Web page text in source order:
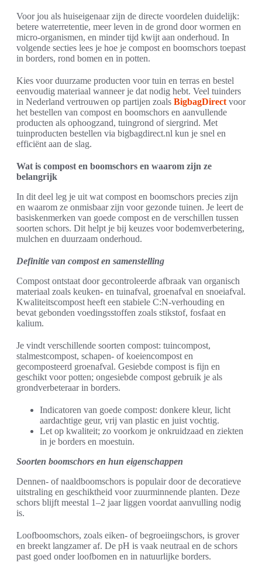
Voor jou als huiseigenaar zijn de directe voordelen duidelijk:
betere waterretentie, meer leven in de grond door wormen en
micro-organismen, en minder tijd kwijt aan onderhoud. In
volgende secties lees je hoe je compost en boomschors toepast
in borders, rond bomen en in potten.
Kies voor duurzame producten voor tuin en terras en bestel
eenvoudig materiaal wanneer je dat nodig hebt. Veel tuinders
in Nederland vertrouwen op partijen zoals BigbagDirect voor
het bestellen van compost en boomschors en aanvullende
producten als ophoogzand, tuingrond of siergrind. Met
tuinproducten bestellen via bigbagdirect.nl kun je snel en
efficiënt aan de slag.
Wat is compost en boomschors en waarom zijn ze
belangrijk
In dit deel leg je uit wat compost en boomschors precies zijn
en waarom ze onmisbaar zijn voor gezonde tuinen. Je leert de
basiskenmerken van goede compost en de verschillen tussen
soorten schors. Dit helpt je bij keuzes voor bodemverbetering,
mulchen en duurzaam onderhoud.
Definitie van compost en samenstelling
Compost ontstaat door gecontroleerde afbraak van organisch
materiaal zoals keuken- en tuinafval, groenafval en snoeiafval.
Kwaliteitscompost heeft een stabiele C:N-verhouding en
bevat gebonden voedingsstoffen zoals stikstof, fosfaat en
kalium.
Je vindt verschillende soorten compost: tuincompost,
stalmestcompost, schapen- of koeiencompost en
gecomposteerd groenafval. Gesiebde compost is fijn en
geschikt voor potten; ongesiebde compost gebruik je als
grondverbeteraar in borders.
Indicatoren van goede compost: donkere kleur, licht
aardachtige geur, vrij van plastic en juist vochtig.
Let op kwaliteit; zo voorkom je onkruidzaad en ziekten
in je borders en moestuin.
Soorten boomschors en hun eigenschappen
Dennen- of naaldboomschors is populair door de decoratieve
uitstraling en geschiktheid voor zuurminnende planten. Deze
schors blijft meestal 1–2 jaar liggen voordat aanvulling nodig
is.
Loofboomschors, zoals eiken- of begroeiingschors, is grover
en breekt langzamer af. De pH is vaak neutraal en de schors
past goed onder loofbomen en in natuurlijke borders.